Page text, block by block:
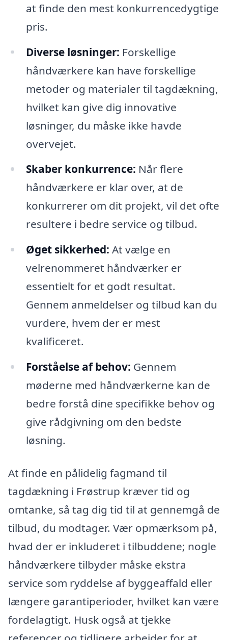
at finde den mest konkurrencedygtige
pris.
Diverse løsninger: Forskellige
håndværkere kan have forskellige
metoder og materialer til tagdækning,
hvilket kan give dig innovative
løsninger, du måske ikke havde
overvejet.
Skaber konkurrence: Når flere
håndværkere er klar over, at de
konkurrerer om dit projekt, vil det ofte
resultere i bedre service og tilbud.
Øget sikkerhed: At vælge en
velrenommeret håndværker er
essentielt for et godt resultat.
Gennem anmeldelser og tilbud kan du
vurdere, hvem der er mest
kvalificeret.
Forståelse af behov: Gennem
møderne med håndværkerne kan de
bedre forstå dine specifikke behov og
give rådgivning om den bedste
løsning.
At finde en pålidelig fagmand til
tagdækning i Frøstrup kræver tid og
omtanke, så tag dig tid til at gennemgå de
tilbud, du modtager. Vær opmærksom på,
hvad der er inkluderet i tilbuddene; nogle
håndværkere tilbyder måske ekstra
service som ryddelse af byggeaffald eller
længere garantiperioder, hvilket kan være
fordelagtigt. Husk også at tjekke